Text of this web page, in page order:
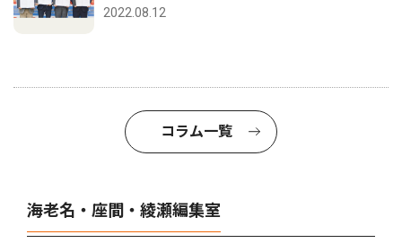
2022.08.12
コラム一覧
海老名・座間・綾瀬編集室